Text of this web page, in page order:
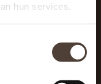
hun services.
342